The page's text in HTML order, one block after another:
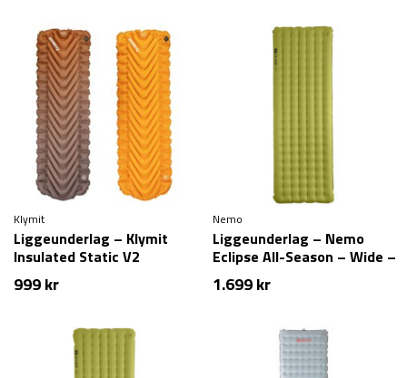
var:
1.449 kr.
er:
1.199 kr.
Klymit
Liggeunderlag – Klymit
Insulated Static V2
999kr
Nemo
Liggeunderlag – Nemo
Eclipse All-Season – Wide –
Long
1.699kr